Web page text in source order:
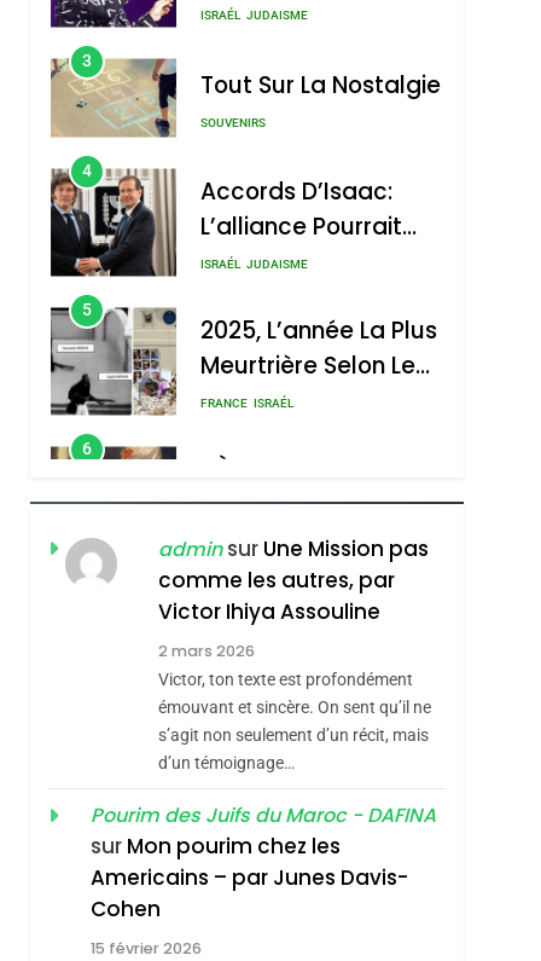
Nouvelle Chanson De
ISRAÉL JUDAISME
3
Tout Sur La Nostalgie
SOUVENIRS
4
Accords D’Isaac:
L’alliance Pourrait
S’étendre À 13 Pays
ISRAÉL JUDAISME
5
2025, L’année La Plus
Meurtrière Selon Le
Rapport D’ADL
FRANCE ISRAÉL
6
FIÈRE, DIGNE ET
RÉSILIENTE :
POURQUOI JE
REVENDIQUE MA
JUDAÏTE Par Thérèse
Zrihen-Dvir
ISRAÉL JUDAISME
CE QUI NOUS
MANQUE – Jacques
Hadida
JUDAISME
Maroc : Les Amandes
De Tafraout, Le Miel
De Tadla Azilal
Consacrés Produits
Du Terroir
DAFINA MAROC
Oeil Ravageur –
adminsur Une Mission pas
comme les autres, par
Victor Ihiya Assouline
2 mars 2026
Victor, ton texte est profondément
émouvant et sincère. On sent qu’il ne
s’agit non seulement d’un récit, mais
d’un témoignage…
Pourim des Juifs du Maroc - DAFINA
sur Mon pourim chez les
Americains – par Junes Davis-
Cohen
15 février 2026
Zrihen-